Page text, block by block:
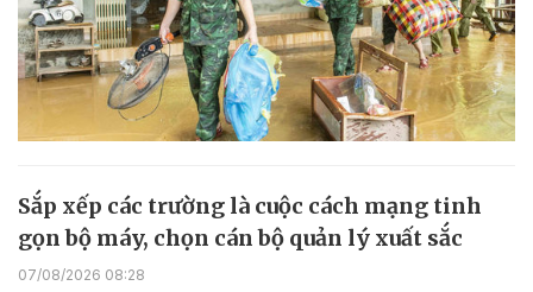
Sắp xếp các trường là cuộc cách mạng tinh
gọn bộ máy, chọn cán bộ quản lý xuất sắc
07/08/2026 08:28